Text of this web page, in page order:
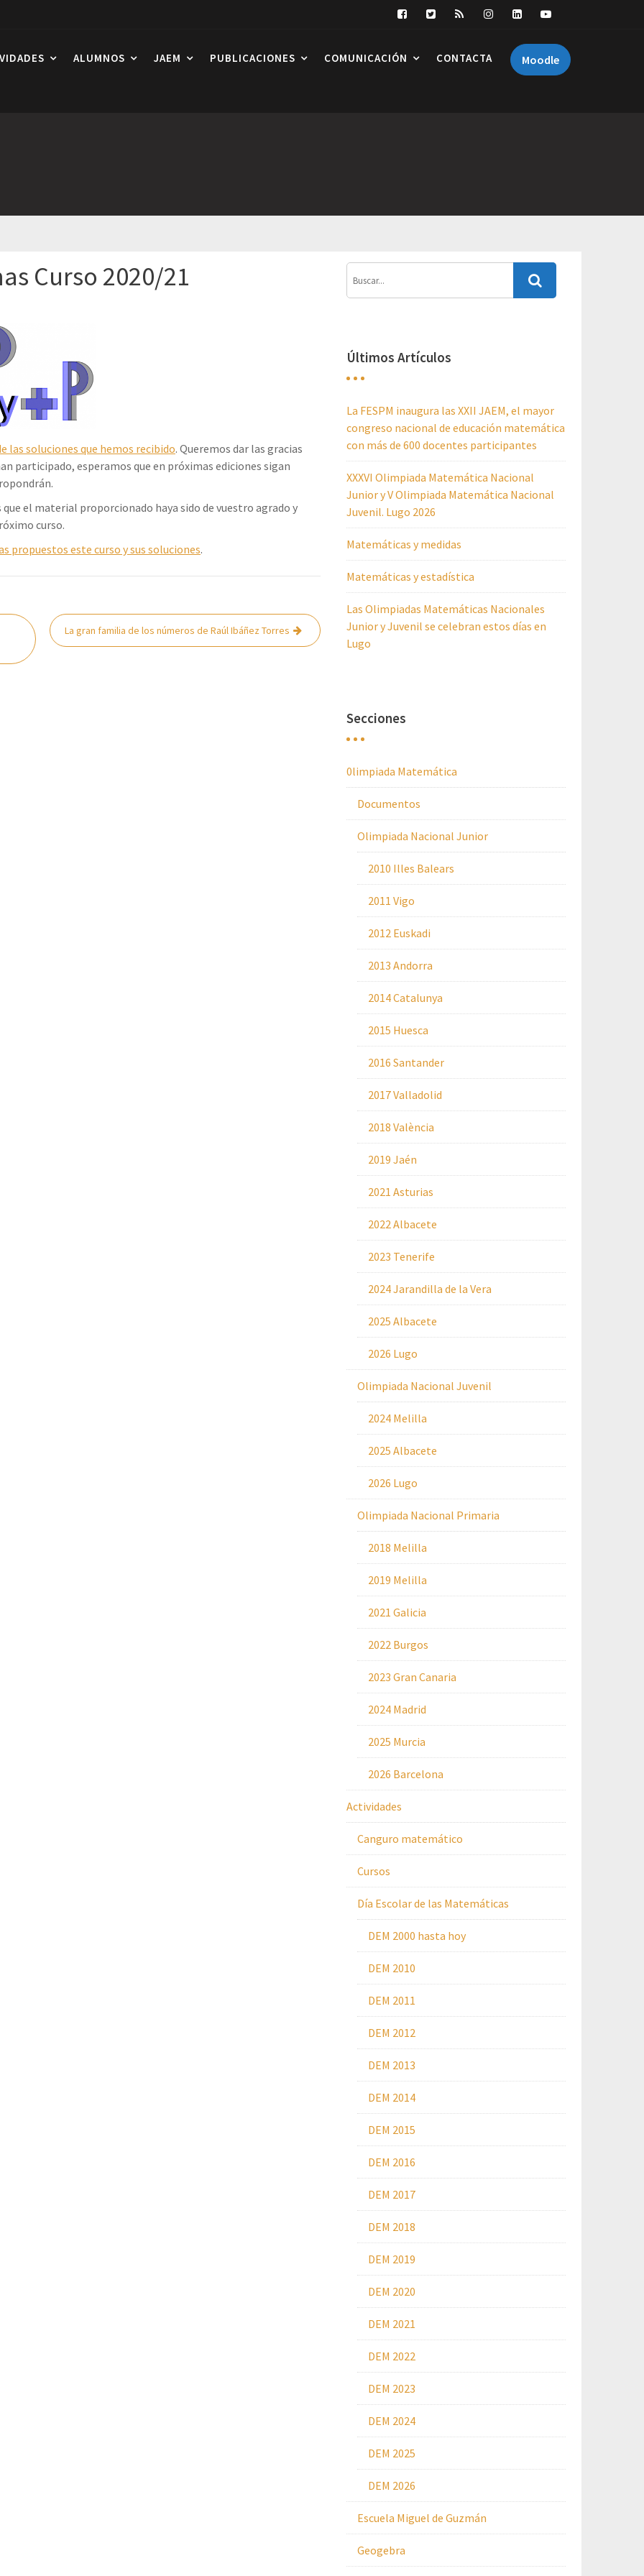
Moodle
ALUMNOS JAEM PUBLICACIONES COMUNICACIÓN CONTACTA
Curso 2020/21
las soluciones que hemos recibido. Queremos dar las gracias
participado, esperamos que en próximas ediciones sigan
el material proporcionado haya sido de vuestro agrado y
curso.
propuestos este curso y sus soluciones.
La gran familia de los números de Raúl Ibáñez Torres
Últimos Artículos
La FESPM inaugura las XXII JAEM, el mayor
congreso nacional de educación matemática
con más de 600 docentes participantes
XXXVI Olimpiada Matemática Nacional
Junior y V Olimpiada Matemática Nacional
Juvenil. Lugo 2026
Matemáticas y medidas
Matemáticas y estadística
Las Olimpiadas Matemáticas Nacionales
Junior y Juvenil se celebran estos días en
Lugo
Secciones
0limpiada Matemática
Documentos
Olimpiada Nacional Junior
2010 Illes Balears
2011 Vigo
2012 Euskadi
2013 Andorra
2014 Catalunya
2015 Huesca
2016 Santander
2017 Valladolid
2018 València
2019 Jaén
2021 Asturias
2022 Albacete
2023 Tenerife
2024 Jarandilla de la Vera
2025 Albacete
2026 Lugo
Olimpiada Nacional Juvenil
2024 Melilla
2025 Albacete
2026 Lugo
Olimpiada Nacional Primaria
2018 Melilla
2019 Melilla
2021 Galicia
2022 Burgos
2023 Gran Canaria
2024 Madrid
2025 Murcia
2026 Barcelona
Actividades
Canguro matemático
Cursos
Día Escolar de las Matemáticas
DEM 2000 hasta hoy
DEM 2010
DEM 2011
DEM 2012
DEM 2013
DEM 2014
DEM 2015
DEM 2016
DEM 2017
DEM 2018
DEM 2019
DEM 2020
DEM 2021
DEM 2022
DEM 2023
DEM 2024
DEM 2025
DEM 2026
Escuela Miguel de Guzmán
Geogebra